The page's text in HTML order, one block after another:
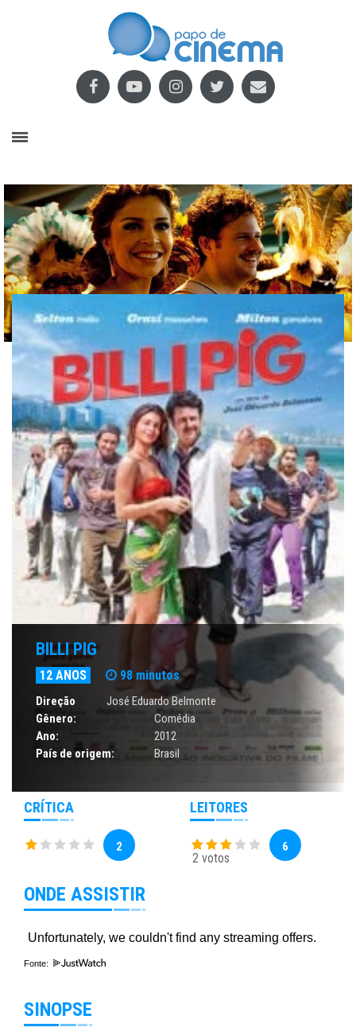
BILLI PIG
12 ANOS 98 minutos
Direção
José Eduardo Belmonte
Gênero:
Comédia
Ano:
2012
País de origem:
Brasil
CRÍTICA
2
LEITORES
2 votos
6
ONDE ASSISTIR
Fonte:
SINOPSE